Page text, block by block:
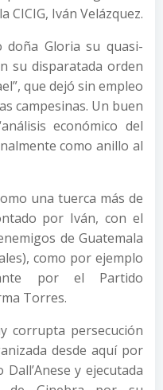
CICIG, Iván Velázquez.
doña Gloria su quasi-
su disparatada orden
que dejó sin empleo
campesinas. Un buen
económico del
como anillo al
una tuerca más de
por Iván, con el
de Guatemala
como por ejemplo
por el Partido
Torres.
corrupta persecución
desde aquí por
y ejecutada